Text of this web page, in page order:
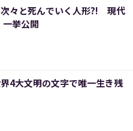
々と死んでいく人形?! 現代
挙公開
4大文明の文字で唯一生き残